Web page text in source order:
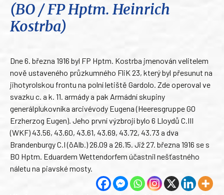
(BO / FP Hptm. Heinrich
Kostrba)
Dne 6. března 1916 byl FP Hptm. Kostrba jmenován velitelem
nově ustaveného průzkumného FliK 23, který byl přesunut na
jihotyrolskou frontu na polní letiště Gardolo. Zde operoval ve
svazku c. a k. 11. armády a pak Armádní skupiny
generálplukovníka arcivévody Eugena (Heeresgruppe GO
Erzherzog Eugen). Jeho první výzbrojí bylo 6 Lloydů C.III
(WKF) 43.56, 43.60, 43.61, 43.69, 43.72, 43.73 a dva
Brandenburgy C.I (öAlb.) 26.09 a 26.15. Již 27. března 1916 se s
BO Hptm. Eduardem Wettendorfem účastnil nešťastného
náletu na piavské mosty.